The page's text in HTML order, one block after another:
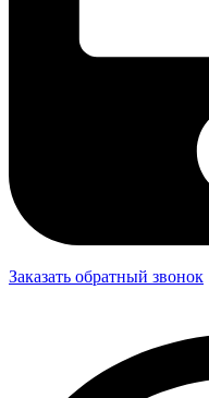
Заказать обратный звонок